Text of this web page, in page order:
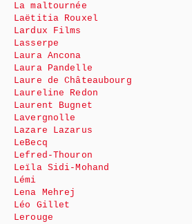
La maltournée
Laëtitia Rouxel
Lardux Films
Lasserpe
Laura Ancona
Laura Pandelle
Laure de Châteaubourg
Laureline Redon
Laurent Bugnet
Lavergnolle
Lazare Lazarus
LeBecq
Lefred-Thouron
Leïla Sidi-Mohand
Lémi
Lena Mehrej
Léo Gillet
Lerouge